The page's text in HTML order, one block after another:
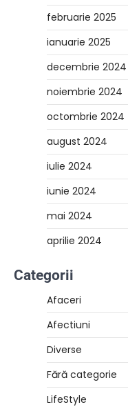
februarie 2025
ianuarie 2025
decembrie 2024
noiembrie 2024
octombrie 2024
august 2024
iulie 2024
iunie 2024
mai 2024
aprilie 2024
Categorii
Afaceri
Afectiuni
Diverse
Fără categorie
LifeStyle